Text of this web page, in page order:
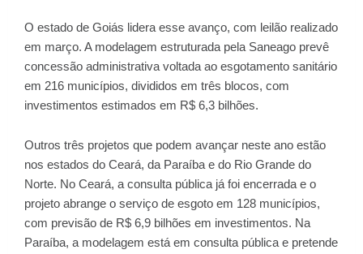
O estado de Goiás lidera esse avanço, com leilão realizado
em março. A modelagem estruturada pela Saneago prevê
concessão administrativa voltada ao esgotamento sanitário
em 216 municípios, divididos em três blocos, com
investimentos estimados em R$ 6,3 bilhões.
Outros três projetos que podem avançar neste ano estão
nos estados do Ceará, da Paraíba e do Rio Grande do
Norte. No Ceará, a consulta pública já foi encerrada e o
projeto abrange o serviço de esgoto em 128 municípios,
com previsão de R$ 6,9 bilhões em investimentos. Na
Paraíba, a modelagem está em consulta pública e pretende